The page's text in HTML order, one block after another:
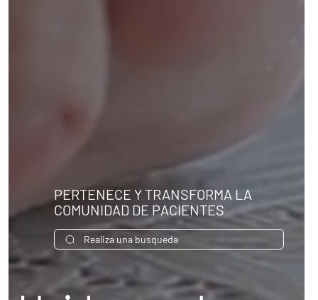
PERTENECE Y TRANSFORMA LA
COMUNIDAD DE PACIENTES